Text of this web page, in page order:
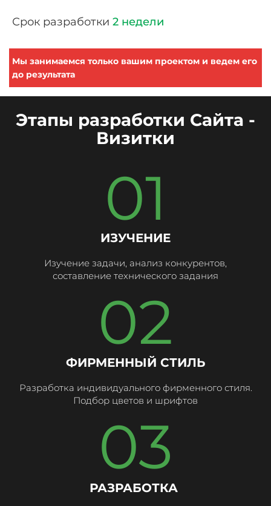
Срок разработки 2 недели
Мы занимаемся только вашим проектом и ведем его
до результата
Этапы разработки Сайта -
Визитки
01
ИЗУЧЕНИЕ
Изучение задачи, анализ конкурентов,
составление технического задания
02
ФИРМЕННЫЙ СТИЛЬ
Разработка индивидуального фирменного стиля.
Подбор цветов и шрифтов
03
РАЗРАБОТКА